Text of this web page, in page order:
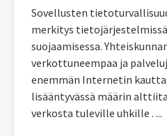
Sovellusten
merkitys
suojaamisessa.
verkottuneempaa ja
enemmän Internetin
lisääntyvässä määrin
verkosta tuleville uhkille . ...